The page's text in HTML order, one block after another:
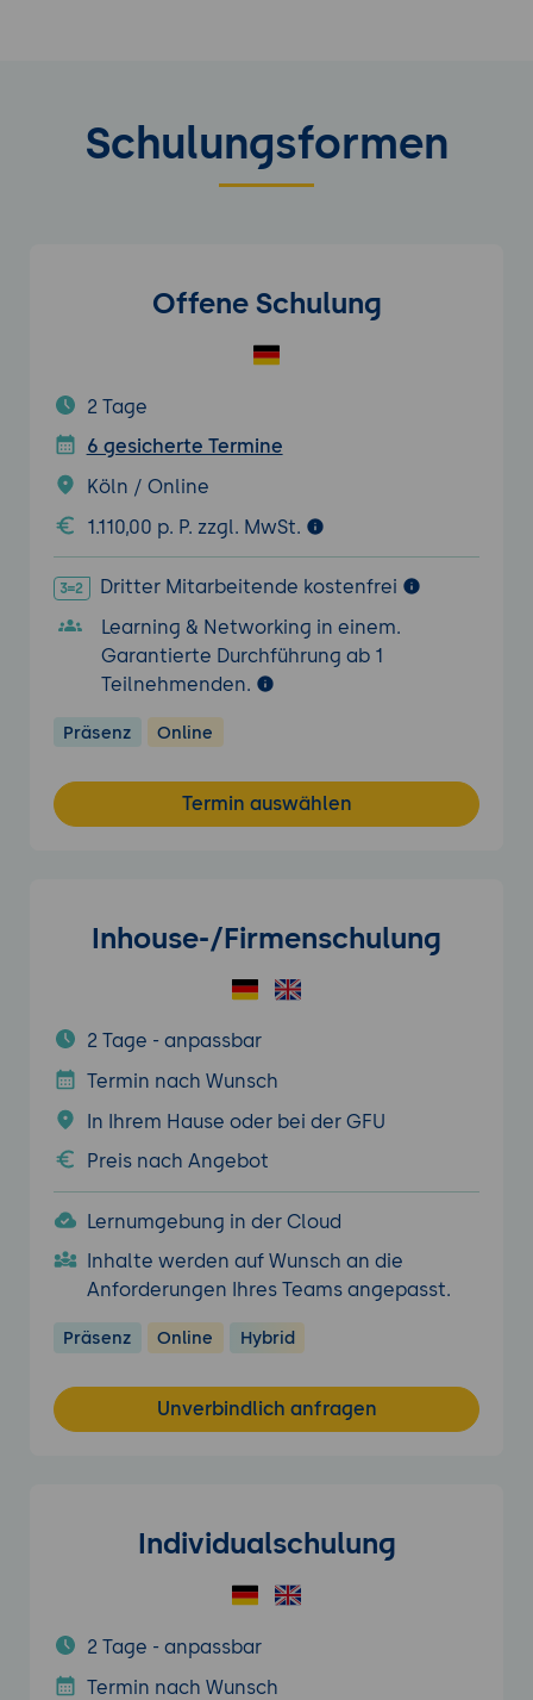
Schulungsformen
Offene Schulung
2 Tage
6 gesicherte Termine
Köln / Online
1.110,00 p. P. zzgl. MwSt.
Dritter Mitarbeitende kostenfrei
Learning & Networking in einem.
Garantierte Durchführung ab 1
Teilnehmenden.
Präsenz Online
Termin auswählen
Inhouse-/Firmenschulung
2 Tage - anpassbar
Termin nach Wunsch
In Ihrem Hause oder bei der GFU
Preis nach Angebot
Lernumgebung in der Cloud
Inhalte werden auf Wunsch an die
Anforderungen Ihres Teams angepasst.
Präsenz Online Hybrid
Unverbindlich anfragen
Individualschulung
2 Tage - anpassbar
Termin nach Wunsch